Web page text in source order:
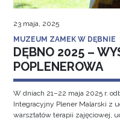
23 maja, 2025
MUZEUM ZAMEK W DĘBNIE
DĘBNO 2025 –
POPLENEROWA
W dniach 21–22 maja 2025 r.
Integracyjny Plener Malarski z
warsztatów terapii zajęciowej,